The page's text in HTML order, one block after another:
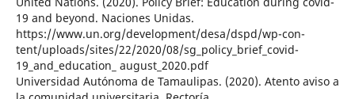
19 and beyond. Naciones Unidas.
https://www.un.org/development/desa/dspd/wp-con-
tent/uploads/sites/22/2020/08/sg_policy_brief_covid-
19_and_education_ august_2020.pdf
Universidad Autónoma de Tamaulipas. (2020). Atento aviso a